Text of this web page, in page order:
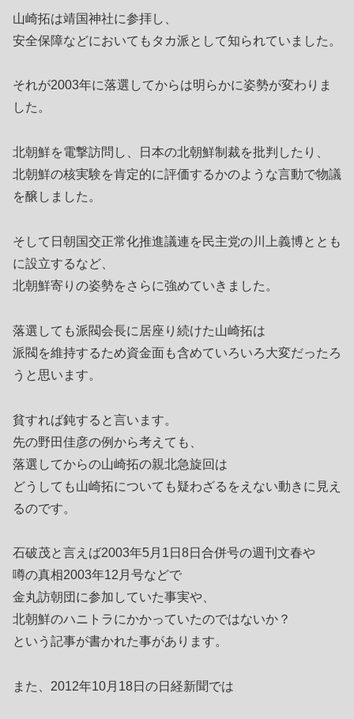
山崎拓は靖国神社に参拝し、
安全保障などにおいてもタカ派として知られていました。
それが2003年に落選してからは明らかに姿勢が変わりま
した。
北朝鮮を電撃訪問し、日本の北朝鮮制裁を批判したり、
北朝鮮の核実験を肯定的に評価するかのような言動で物議
を醸しました。
そして日朝国交正常化推進議連を民主党の川上義博ととも
に設立するなど、
北朝鮮寄りの姿勢をさらに強めていきました。
落選しても派閥会長に居座り続けた山崎拓は
派閥を維持するため資金面も含めていろいろ大変だったろ
うと思います。
貧すれば鈍すると言います。
先の野田佳彦の例から考えても、
落選してからの山崎拓の親北急旋回は
どうしても山崎拓についても疑わざるをえない動きに見え
るのです。
石破茂と言えば2003年5月1日8日合併号の週刊文春や
噂の真相2003年12月号などで
金丸訪朝団に参加していた事実や、
北朝鮮のハニトラにかかっていたのではないか？
という記事が書かれた事があります。
また、2012年10月18日の日経新聞では